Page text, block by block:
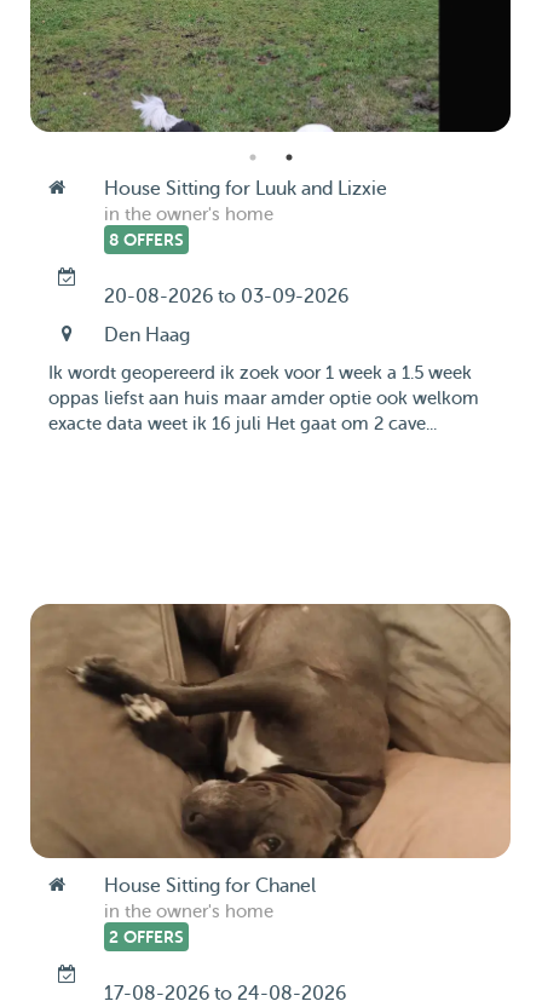
House Sitting for Luuk and Lizxie
in the owner's home
8 OFFERS
20-08-2026 to 03-09-2026
Den Haag
Ik wordt geopereerd ik zoek voor 1 week a 1.5 week
oppas liefst aan huis maar amder optie ook welkom
exacte data weet ik 16 juli Het gaat om 2 cave...
House Sitting for Chanel
in the owner's home
2 OFFERS
17-08-2026 to 24-08-2026